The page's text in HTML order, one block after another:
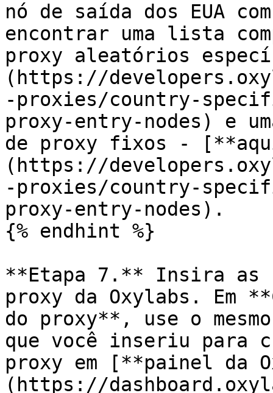
nó de saída dos EUA
encontrar uma lista
proxy aleatórios
(https://
-proxies/country-
proxy-entry-nodes) e
de proxy fixos -
(https://
-proxies/country-
proxy-entry-nodes).
{% endhint %}
**Etapa 7.** Insira as
proxy da Oxylabs. Em
do proxy**, use o
que você inseriu para
proxy em [**painel da
(https://